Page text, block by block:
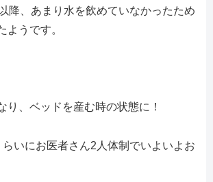
降、あまり水を飲めていなかったため
ようです。
り、ベッドを産む時の状態に！
いにお医者さん2人体制でいよいよお